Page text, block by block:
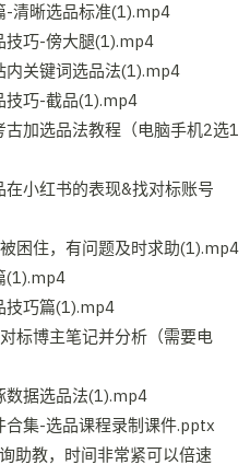
清晰选品标准(1).mp4
巧-傍大腿(1).mp4
关键词选品法(1).mp4
技巧-截品(1).mp4
加选品法教程（电脑手机2选1
小红书的表现&找对标账号
困住，有问题及时求助(1).mp4
(1).mp4
技巧篇(1).mp4
标博主笔记并分析（需要电
据选品法(1).mp4
集-选品课程录制课件.pptx
助教，时间非常紧可以倍速